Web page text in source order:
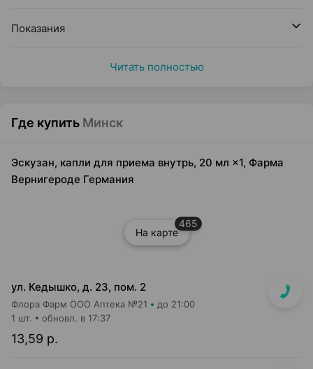
Показания
Читать полностью
Где купить Минск
Эскузан, капли для приема внутрь, 20 мл ×1, Фарма
Вернигероде Германия
На карте
465
ул. Кедышко, д. 23, пом. 2
Флора Фарм ООО Аптека №21 до 21:00
13,59 р.
1 шт. обновл. в 17:37